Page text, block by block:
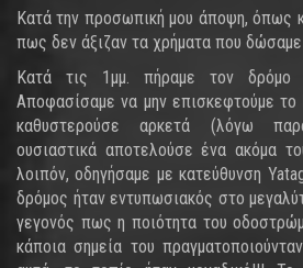
Κατά την προσωπική μου άποψη, όπως
πως δεν άξιζαν τα χρήματα που δώσαμε
Κατά τις 1μμ. πήραμε τον δρόμο
Αποφασίσαμε να μην επισκεφτούμε
καθυστερούσε αρκετά (λόγω
ουσιαστικά αποτελούσε ένα ακόμα
λοιπόν, οδηγήσαμε με κατεύθυνση
δρόμος ήταν εντυπωσιακός στο
γεγονός πως η ποιότητα του
κάποια σημεία του